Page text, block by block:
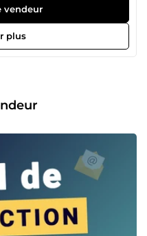
de tunnels de vente
qu'un service : un
que vous gagnez en
plus jamais ignorés. Je
et persuasifs qui
fluide, depuis la
pour vous des tunnels
qui transforment vos
Mon approche
analyser vos besoins
qui livrent des
qui, une fois mises en
vendeur
plus